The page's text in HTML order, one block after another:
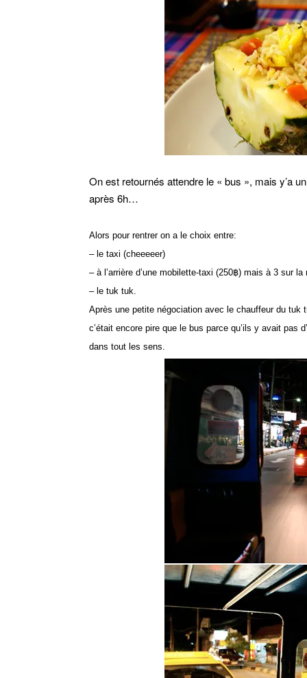
On est retournés attendre le « bus », mais y’a
après 6h…
Alors pour rentrer on a le choix entre:
– le taxi (cheeeeer)
– à l’arrière d’une mobilette-taxi (250฿) mais à 3 sur
– le tuk tuk.
Après une petite négociation avec le chauffeur du tuk
c’était encore pire que le bus parce qu’ils y avait pas
dans tout les sens.